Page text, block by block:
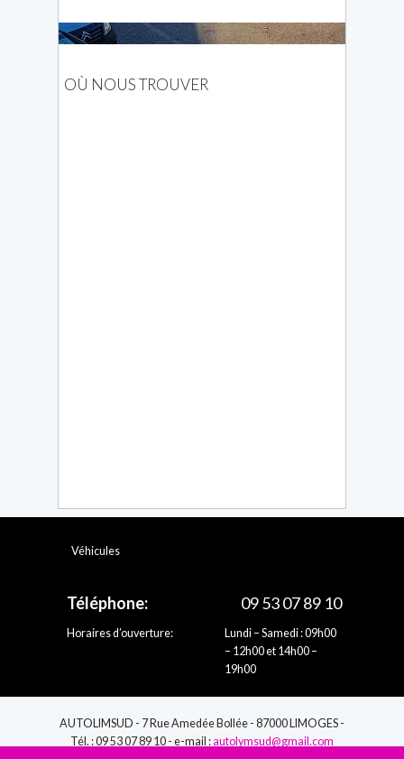
OÙ NOUS TROUVER
Véhicules
Téléphone: 09 53 07 89 10
Horaires d’ouverture:
Lundi – Samedi : 09h00
– 12h00 et 14h00 –
19h00
AUTOLIMSUD - 7 Rue Amedée Bollée - 87000 LIMOGES -
Tél. : 09 53 07 89 10 - e-mail :autolymsud@gmail.com